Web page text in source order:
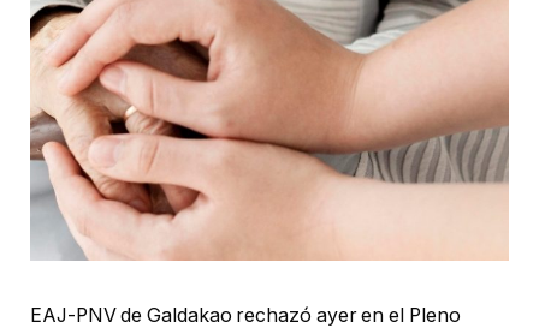
EAJ-PNV de Galdakao rechazó ayer en el Pleno